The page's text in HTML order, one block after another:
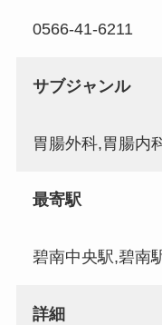
0566-41-6211
サブジャンル
胃腸外科,胃腸内
最寄駅
碧南中央駅,碧南
詳細